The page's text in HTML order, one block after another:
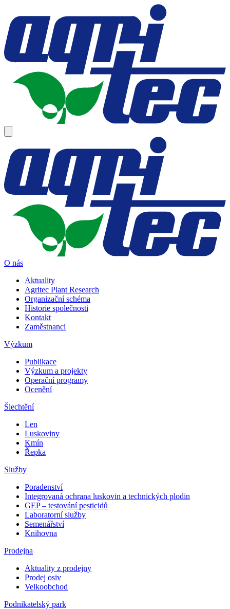
O nás
Aktuality
Agritec Plant Research
Organizační schéma
Historie společnosti
Kontakt
Zaměstnanci
Výzkum
Publikace
Výzkum a projekty
Operační programy
Ocenění
Šlechtění
Len
Luskoviny
Kmín
Řepka
Služby
Poradenství
Integrovaná ochrana luskovin a technických plodin
GEP – testování pesticidů
Laboratorní služby
Semenářství
Knihovna
Prodejna
Aktuality z prodejny
Prodej osiv
Velkoobchod
Podnikatelský park